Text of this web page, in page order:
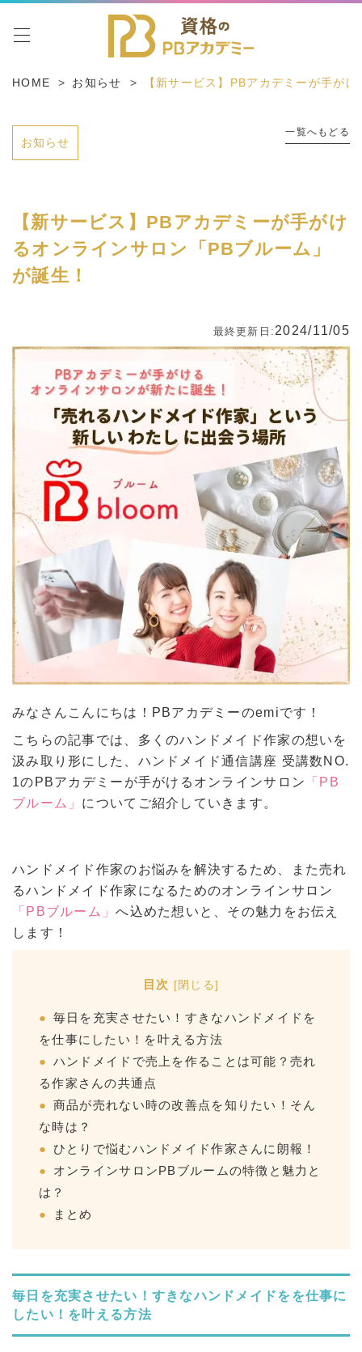
toggle navigation
HOME お知らせ 【新サービス】PBアカデミーが手が
お知らせ
一覧へもどる
【新サービス】PBアカデミーが手がけ
るオンラインサロン「PBブルーム」
が誕生！
最終更新日:2024/11/05
みなさんこんにちは！PBアカデミーのemiです！
こちらの記事では、多くのハンドメイド作家の想いを
汲み取り形にした、ハンドメイド通信講座 受講数NO.
1のPBアカデミーが手がけるオンラインサロン
「PB
ブルーム」 についてご紹介していきます。
ハンドメイド作家のお悩みを解決するため、また売れ
るハンドメイド作家になるためのオンラインサロン
「PBブルーム」へ込めた想いと、その魅力をお伝え
します！
目次 [ 閉じる ]
毎日を充実させたい！すきなハンドメイドを
を仕事にしたい！を叶える方法
ハンドメイドで売上を作ることは可能？売れ
る作家さんの共通点
商品が売れない時の改善点を知りたい！そん
な時は？
ひとりで悩むハンドメイド作家さんに朗報！
オンラインサロンPBブルームの特徴と魅力と
は？
まとめ
毎日を充実させたい！すきなハンドメイドをを仕事に
したい！を叶える方法